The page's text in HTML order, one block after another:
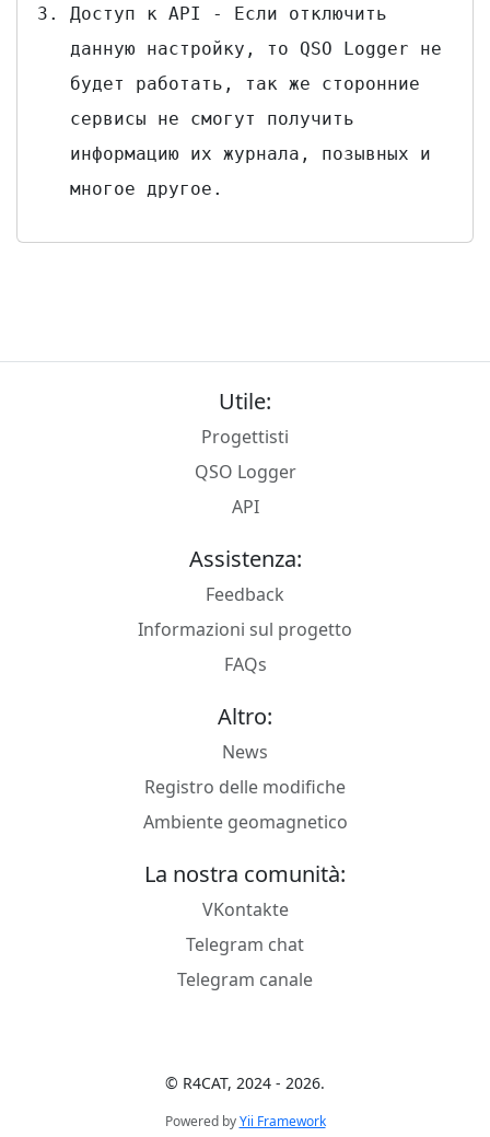
Доступ к API - Если отключить
данную настройку, то QSO Logger не
будет работать, так же сторонние
сервисы не смогут получить
информацию их журнала, позывных и
многое другое.
Utile:
Progettisti
QSO Logger
API
Assistenza:
Feedback
Informazioni sul progetto
FAQs
Altro:
News
Registro delle modifiche
Ambiente geomagnetico
La nostra comunità:
VKontakte
Telegram chat
Telegram canale
© R4CAT, 2024 - 2026.
Powered byYii Framework